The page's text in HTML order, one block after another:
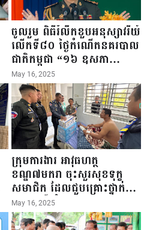
ចូលរួម ពិធីរំលឹកខួបអនុស្សាវរីយ៍
លើកទី៨០ ថ្ងៃកំណើតនគរបាល
ជាតិកម្ពុជា “១៦ ឧសភា
១៩៤៥ ~ ១៦ ឧសភា
២០២៥”...
May 16, 2025
ក្រុមការងារ អាវុធហត្ថ
ខណ្ឌ៧មករា ចុះសួរសុខទុក្ខ
សមាជិក ដែលជួបគ្រោះថ្នាក់
ចរាចរណ៍ កំពុងសម្រាកព្យាបាល
នៅមន្ទីរពេទ្យ!
May 16, 2025